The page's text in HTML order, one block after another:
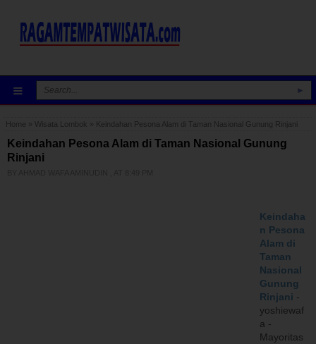
≡ ►
Home » Wisata Lombok » Keindahan Pesona Alam di Taman Nasional Gunung Rinjani
Keindahan Pesona Alam di Taman Nasional Gunung
Rinjani
Keindaha
n Pesona
Alam di
Taman
Nasional
Gunung
Rinjani -
yoshiewaf
a -
Mayoritas